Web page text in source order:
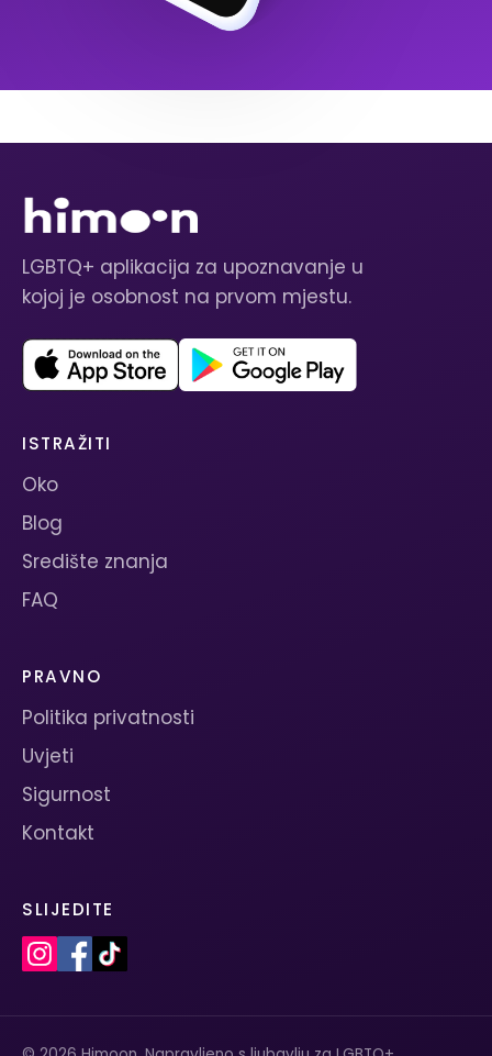
LGBTQ+ aplikacija za upoznavanje u
kojoj je osobnost na prvom mjestu.
ISTRAŽITI
Oko
Blog
Središte znanja
FAQ
PRAVNO
Politika privatnosti
Uvjeti
Sigurnost
Kontakt
SLIJEDITE